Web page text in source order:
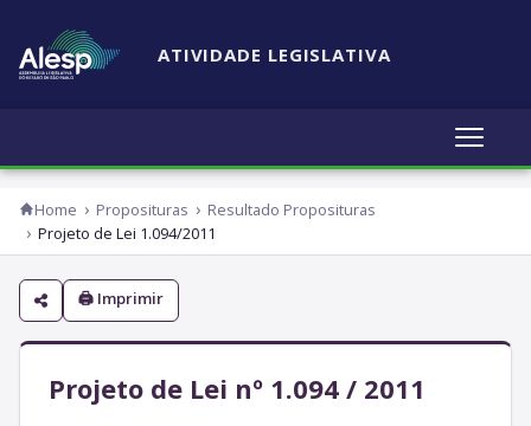
ATIVIDADE LEGISLATIVA
Home Proposituras
Resultado Proposituras
Projeto de Lei 1.094/2011
🖨 Imprimir
Projeto de Lei nº 1.094 / 2011